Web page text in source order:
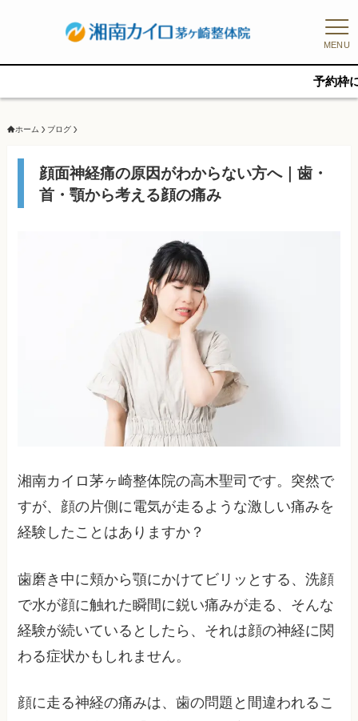
MENU
予約枠に限りがあ
ホーム ブログ
顔面神経痛の原因がわからない方へ｜歯・
首・顎から考える顔の痛み
湘南カイロ茅ヶ崎整体院の高木聖司です。突然で
すが、顔の片側に電気が走るような激しい痛みを
経験したことはありますか？
歯磨き中に頬から顎にかけてビリッとする、洗顔
で水が顔に触れた瞬間に鋭い痛みが走る、そんな
経験が続いているとしたら、それは顔の神経に関
わる症状かもしれません。
顔に走る神経の痛みは、歯の問題と間違われるこ